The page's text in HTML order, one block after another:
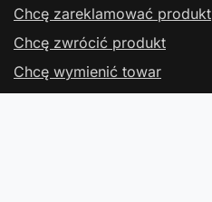
Chcę zareklamować produkt
Chcę zwrócić produkt
Chcę wymienić towar